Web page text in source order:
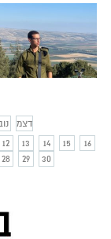
דצמ
12 13 14 15
16
28 29 30